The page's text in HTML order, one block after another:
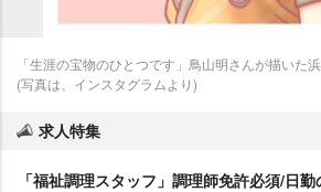
「生涯の宝物のひとつです」鳥山明さんが描いた
(写真は、インスタグラムより)
求人特集
「福祉調理スタッフ」調理師免許必須/日